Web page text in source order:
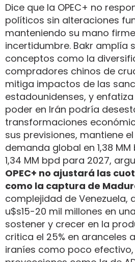
Dice que la OPEC+ no
políticos sin alteraciones
manteniendo su mano
incertidumbre. Bakr amplía
conceptos como la
compradores chinos de
mitiga impactos de las
estadounidenses, y
poder en Irán podría
transformaciones
sus previsiones, mantiene
demanda global en 1,38
1,34 MM bpd para 2027,
OPEC+ no ajustará las
como la captura de
complejidad de Venezuela,
u$s15-20 mil millones en
sostener y crecer en la
critica el 25% en aranceles
iraníes como poco efectivo,